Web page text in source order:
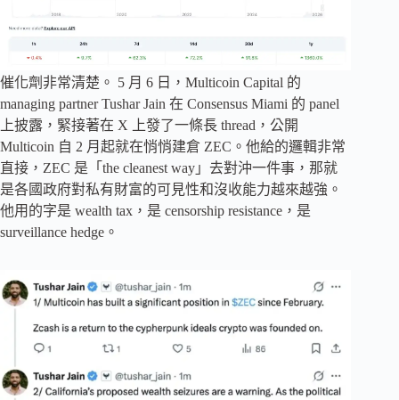
催化劑非常清楚。 5 月 6 日，Multicoin Capital 的
managing partner Tushar Jain 在 Consensus Miami 的 panel
上披露，緊接著在 X 上發了一條長 thread，公開
Multicoin 自 2 月起就在悄悄建倉 ZEC。他給的邏輯非常
直接，ZEC 是「the cleanest way」去對沖一件事，那就
是各國政府對私有財富的可見性和沒收能力越來越強。
他用的字是 wealth tax，是 censorship resistance，是
surveillance hedge。